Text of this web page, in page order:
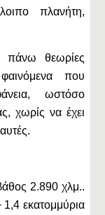
πλανήτη,
πάνω θεωρίες
που
ωστόσο
χωρίς να έχει
2.890 χλμ..
εκατομμύρια